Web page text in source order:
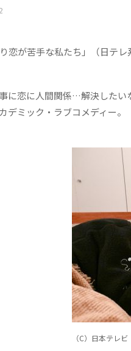
恋が苦手な私たち」（日テレ
に恋に人間関係…解決したい
デミック・ラブコメディー。
（C）日本テレビ